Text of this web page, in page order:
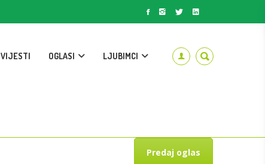
VIJESTI OGLASI LJUBIMCI
Predaj oglas